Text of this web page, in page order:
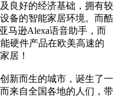
良好的经济基础，拥有较
备的智能家居环境。而酷
马逊Alexa语音助手，而
硬件产品在欧美高速的
居！
新而生的城市，诞生了一
来自全国各地的人们，带